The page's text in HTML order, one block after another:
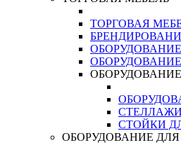
ТОРГОВАЯ
СТОЙКИ
ОБОРУДОВАНИЕ